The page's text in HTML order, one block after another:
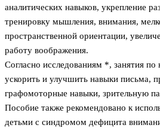
аналитических навыков, укрепление
тренировку мышления, внимания,
пространственной ориентации,
работу воображения.
Согласно исследованиям *, занятия
ускорить и улучшить навыки письма,
графомоторные навыки, зрительную
Пособие также рекомендовано к
детьми с синдромом дефицита